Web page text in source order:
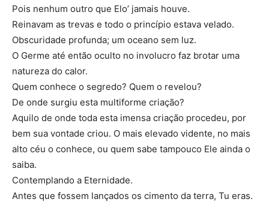
Pois nenhum outro que Elo’ jamais houve.
Reinavam as trevas e todo o princípio estava velado.
Obscuridade profunda; um oceano sem luz.
O Germe até então oculto no involucro faz brotar uma
natureza do calor.
Quem conhece o segredo? Quem o revelou?
De onde surgiu esta multiforme criação?
Aquilo de onde toda esta imensa criação procedeu, por
bem sua vontade criou. O mais elevado vidente, no mais
alto céu o conhece, ou quem sabe tampouco Ele ainda o
saiba.
Contemplando a Eternidade.
Antes que fossem lançados os cimento da terra, Tu eras.